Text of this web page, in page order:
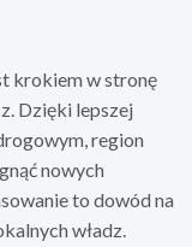
krokiem w stronę
Dzięki lepszej
region
nowych
to dowód na
władz.